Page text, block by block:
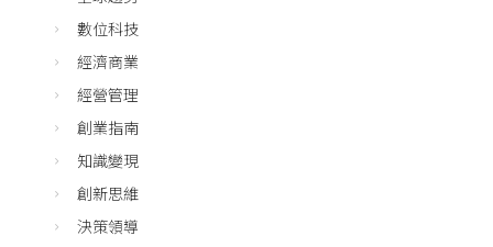
數位科技
經濟商業
經營管理
創業指南
知識變現
創新思維
決策領導